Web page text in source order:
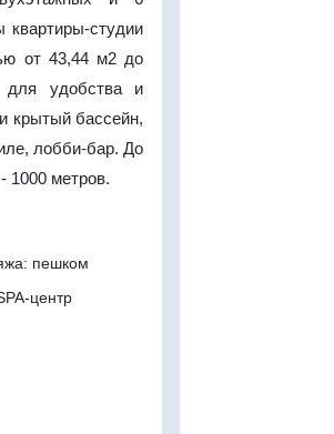
студии
от 43,44 м2 до
для удобства и
крытый бассейн,
лобби-бар. До
1000 метров.
пешком
центр